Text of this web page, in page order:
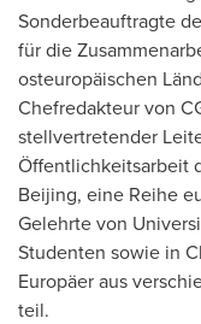
Sonderbeauftragte
für die
osteuropäischen
Chefredakteur von
stellvertretender
Öffentlichkeitsarbeit
Beijing, eine Reihe
Gelehrte von
Studenten sowie in
Europäer aus
teil.